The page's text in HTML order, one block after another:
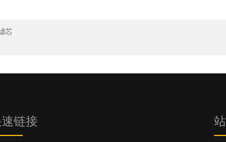
芯
链接